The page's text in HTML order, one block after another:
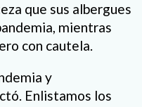
que sus albergues
mientras
con cautela.
y
Enlistamos los